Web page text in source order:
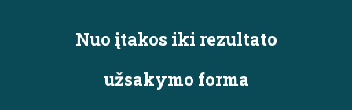
Nuo įtakos iki rezultato
užsakymo forma